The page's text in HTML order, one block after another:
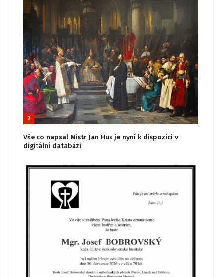
2
Vše co napsal Mistr Jan Hus je nyní k dispozici v
digitální databázi